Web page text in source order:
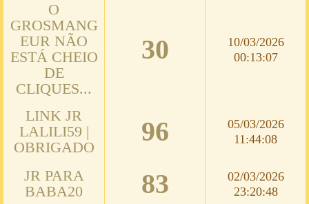
O
GROSMANG
EUR NÃO
ESTÁ CHEIO
DE
CLIQUES...
30
10/03/2026
00:13:07
LINK JR
LALILI59 |
OBRIGADO
96
05/03/2026
11:44:08
JR PARA
BABA20
83
02/03/2026
23:20:48